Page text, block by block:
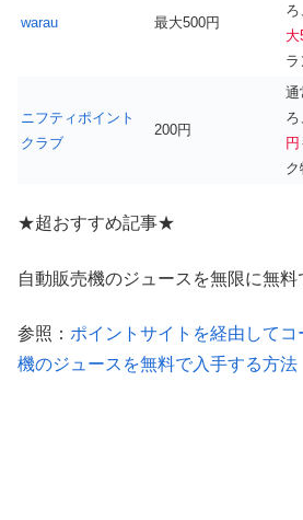
warau 最大500円
大
ニフティポイント
クラブ
200円
通
円
ク
★超おすすめ記事★
自動販売機のジュースを無限に無
参照： ポイントサイトを経由して
機のジュースを無料で入手する方法